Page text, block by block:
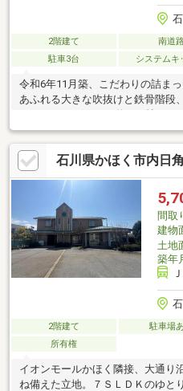
2階建て 南道
駐車3台
システムキ
令和6年11月築、こだわりの詰ま
あふれる大きな吹抜けと鉄骨階段
家事動線も充実しています。敷地
最大5台駐車可能（車種による）
ウトドア用品の保管・趣味のスペ
す。レンガ調のアクセントウォー
ルコニーなど、一般的な建売住
でご体感ください。
石川県かほく市内日
間取
建物
土地
築年
2階建て 駐車場
所有権
イオンモールかほく隣接、大通り
ね備えた立地。７ＳＬＤＫのゆと